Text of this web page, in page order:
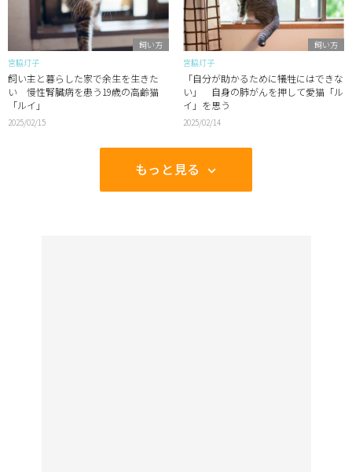
飼い方
宮脇灯子
飼い主と暮らした家で余生を生きた
い 慢性腎臓病を患う19歳の高齢猫
「ルイ」
2025/02/15
飼い方
宮脇灯子
「自分が助かるために犠牲にはできな
い」 自身の肺がんを押して愛猫「ル
イ」を思う
2025/02/14
もっと見る